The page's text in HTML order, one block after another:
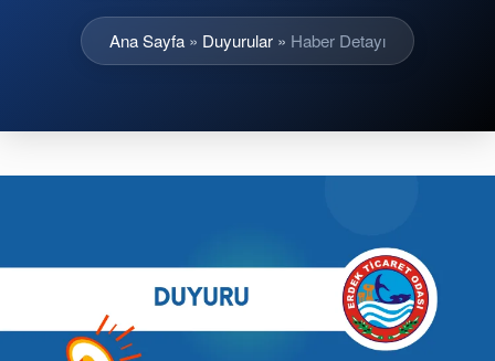
Ana Sayfa » Duyurular » Haber Detayı